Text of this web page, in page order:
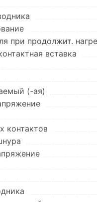
при продолжит.
вставка
(-ая)
контактов